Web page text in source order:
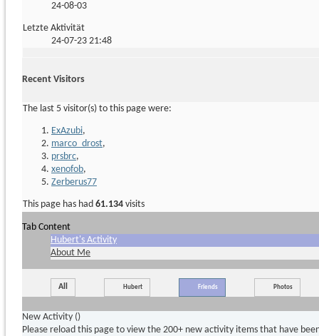
24-08-03
Letzte Aktivität
24-07-23 21:48
Recent Visitors
The last 5 visitor(s) to this page were:
ExAzubi,
marco_drost,
prsbrc,
xenofob,
Zerberus77
This page has had 61.134 visits
Tab Content
Hubert's Activity
About Me
All Hubert Friends Photos
New Activity ()
Please reload this page to view the 200+ new activity items that have